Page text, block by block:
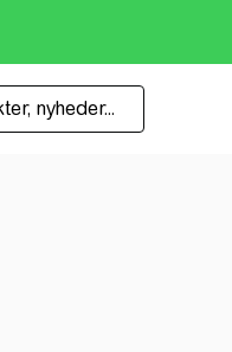
nyheder...